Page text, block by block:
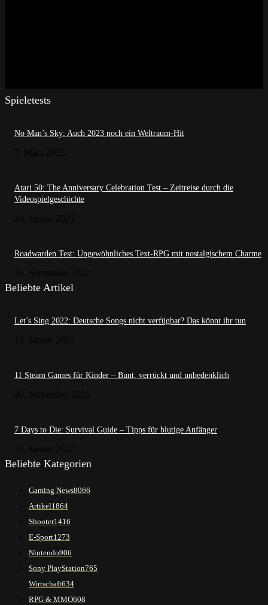
Spieletests
No Man’s Sky: Auch 2023 noch ein Weltraum-Hit
Atari 50: The Anniversary Celebration Test – Zeitreise durch die
Videospielgeschichte
Roadwarden Test: Ungewöhnliches Text-RPG mit nostalgischem Charme
Beliebte Artikel
Let’s Sing 2022: Deutsche Songs nicht verfügbar? Das könnt ihr tun
11 Steam Games für Kinder – Bunt, verrückt und unbedenklich
7 Days to Die: Survival Guide – Tipps für blutige Anfänger
Beliebte Kategorien
Gaming News8066
Artikel1864
Shooter1416
E-Sport1273
Nintendo906
Sony PlayStation765
Wirtschaft634
RPG & MMO608